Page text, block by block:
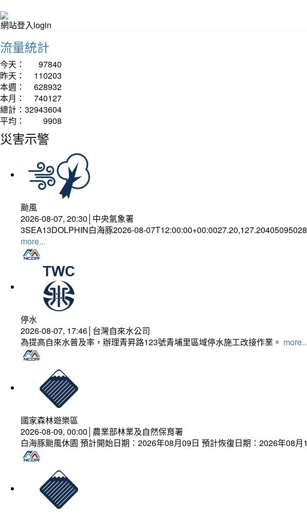
網站登入login
流量統計
今天：
97840
昨天：
110203
本週：
628932
本月：
740127
總計： 32943604
平均：
9908
災害示警
颱風
2026-08-07, 20:30│中央氣象署
3SEA13DOLPHIN白海豚2026-08-
more...
停水
2026-08-07, 17:46│台灣自來水公司
為提高自來水普及率，辦理青昇路123號青埔里區域停水施工改接作業。 more...
國家森林遊樂區
2026-08-09, 00:00│農業部林業及自然保育署
白海豚颱風休園 預計開始日期：2026年08月09日 預計恢復日期：2026年08月